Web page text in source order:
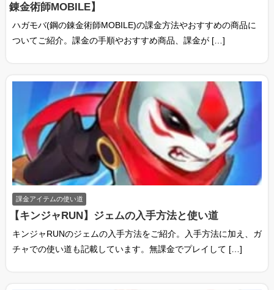
錬金術師MOBILE】
ハガモバ(鋼の錬金術師MOBILE)の課金方法やおすすめの商品に
ついてご紹介。課金の手順やおすすめ商品、課金が […]
課金アイテムの使い道
【キンジャRUN】ジェムの入手方法と使い道
キンジャRUNのジェムの入手方法をご紹介。入手方法に加え、ガ
チャでの使い道も記載しています。無課金でプレイして […]